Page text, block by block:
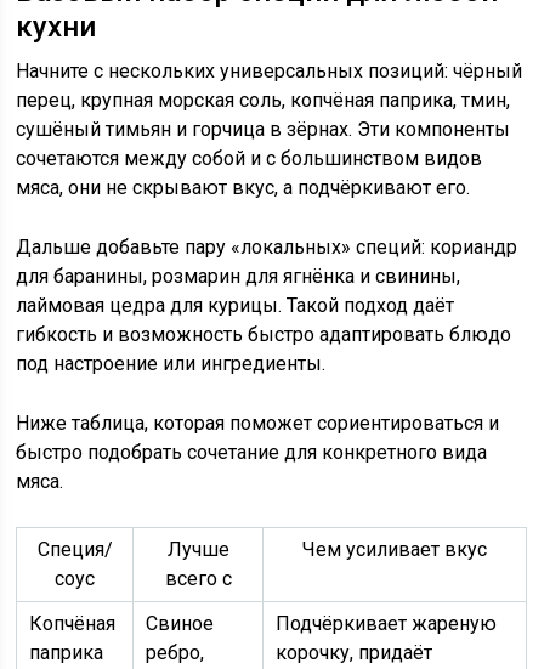
кухни
Начните с нескольких универсальных позиций: чёрный
перец, крупная морская соль, копчёная паприка, тмин,
сушёный тимьян и горчица в зёрнах. Эти компоненты
сочетаются между собой и с большинством видов
мяса, они не скрывают вкус, а подчёркивают его.
Дальше добавьте пару «локальных» специй: кориандр
для баранины, розмарин для ягнёнка и свинины,
лаймовая цедра для курицы. Такой подход даёт
гибкость и возможность быстро адаптировать блюдо
под настроение или ингредиенты.
Ниже таблица, которая поможет сориентироваться и
быстро подобрать сочетание для конкретного вида
мяса.
Специя/
соус
Лучше
всего с
Чем усиливает вкус
Копчёная
паприка
Свиное
ребро,
Подчёркивает жареную
корочку, придаёт